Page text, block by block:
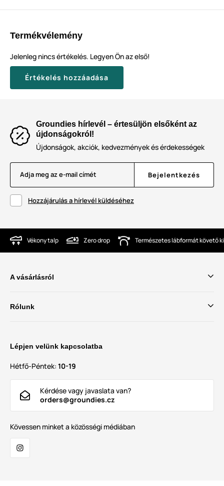
Termékvélemény
Jelenleg nincs értékelés. Legyen Ön az első!
Értékelés hozzáadása
Groundies hírlevél – értesüljön elsőként az
újdonságokról!
Újdonságok, akciók, kedvezmények és érdekességek
Adja meg az e-mail címét Bejelentkezés
Hozzájárulás a hírlevél küldéséhez
Vékony talp Zero drop Természetes lábformát követő
A vásárlásról
Rólunk
Lépjen velünk kapcsolatba
Hétfő-Péntek: 10-19
Kérdése vagy javaslata van?
orders@groundies.cz
Kövessen minket a közösségi médiában